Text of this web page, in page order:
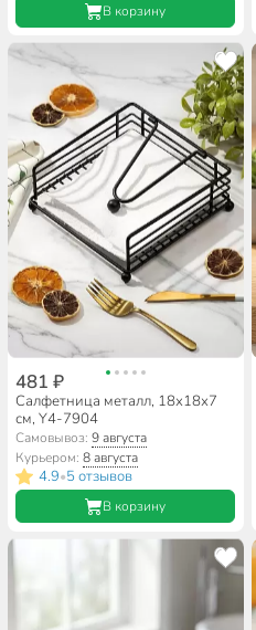
В корзину
481 ₽
Салфетница металл, 18х18х7
см, Y4-7904
Самовывоз:9 августа
Курьером:8 августа
4.9•5 отзывов
В корзину